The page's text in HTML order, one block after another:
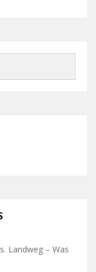
Landweg – Was